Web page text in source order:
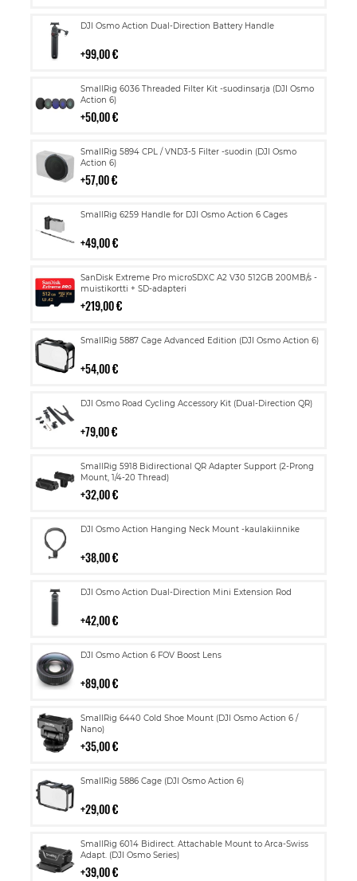
DJI Osmo Action Dual-Direction Battery Handle
99,00 €
Lisää
SmallRig 6036 Threaded Filter Kit -suodinsarja (DJI Osmo
Action 6)
50,00 €
Lisää
ostoskoriin
SmallRig 5894 CPL / VND3-5 Filter -suodin (DJI Osmo
Action 6)
57,00 €
Lisää
ostoskoriin
SmallRig 6259 Handle for DJI Osmo Action 6 Cages
49,00 €
Lisää
SanDisk Extreme Pro microSDXC A2 V30 512GB 200MB/s -
muistikortti + SD-adapteri
219,00 €
Lisää
ostoskoriin
SmallRig 5887 Cage Advanced Edition (DJI Osmo Action 6)
54,00 €
Lisää
DJI Osmo Road Cycling Accessory Kit (Dual-Direction QR)
79,00 €
Lisää
SmallRig 5918 Bidirectional QR Adapter Support (2-Prong
Mount, 1/4-20 Thread)
32,00 €
Lisää
ostoskoriin
DJI Osmo Action Hanging Neck Mount -kaulakiinnike
38,00 €
Lisää
DJI Osmo Action Dual-Direction Mini Extension Rod
42,00 €
Lisää
DJI Osmo Action 6 FOV Boost Lens
89,00 €
Lisää
SmallRig 6440 Cold Shoe Mount (DJI Osmo Action 6 /
Nano)
35,00 €
Lisää
ostoskoriin
SmallRig 5886 Cage (DJI Osmo Action 6)
29,00 €
Lisää
SmallRig 6014 Bidirect. Attachable Mount to Arca-Swiss
Adapt. (DJI Osmo Series)
39,00 €
Lisää
ostoskoriin